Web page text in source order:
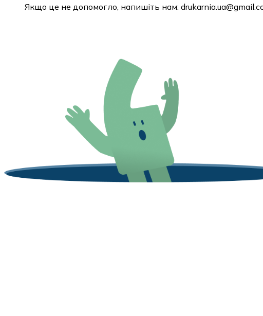
Якщо це не допомогло, напишіть нам: